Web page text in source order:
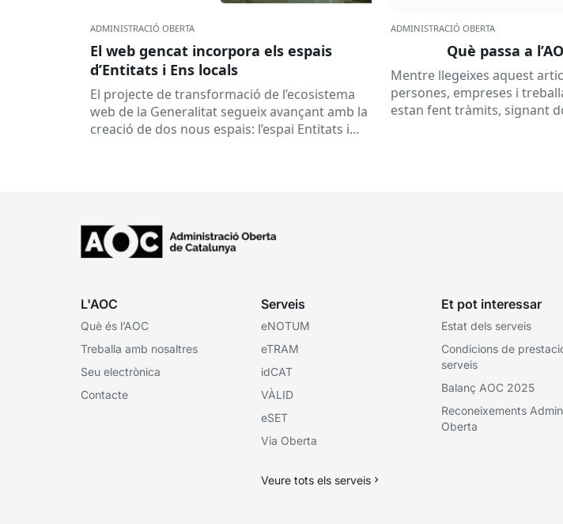
ADMINISTRACIÓ OBERTA
El web gencat incorpora els espais
d’Entitats i Ens locals
El projecte de transformació de l’ecosistema
web de la Generalitat segueix avançant amb la
creació de dos nous espais: l’espai Entitats i
ADMINISTRACIÓ OBERTA
Què passa a
Mentre llegeixes aquest
persones, empreses i
estan fent tràmits, signant
L'AOC
Què és l’AOC
Treballa amb nosaltres
Seu electrònica
Contacte
Serveis
eNOTUM
eTRAM
idCAT
VÀLID
eSET
Via Oberta
Veure tots els serveis
Et pot interessar
Estat dels serveis
Condicions de
serveis
Balanç AOC 2025
Reconeixements
Oberta